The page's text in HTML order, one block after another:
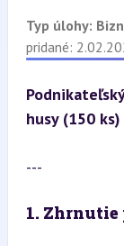
Typ úlohy:
pridané:
husy (150 ks)
---
1. Zhrnutie